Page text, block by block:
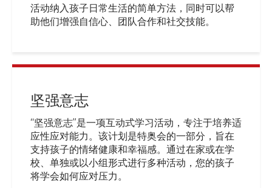
活动纳入孩子日常生活的简单方法，同时可以帮
助他们增强自信心、团队合作和社交技能。
坚强意志
“坚强意志”是一项互动式学习活动，专注于培养适
应性应对能力。该计划是特奥会的一部分，旨在
支持孩子的情绪健康和幸福感。通过在家或在学
校、单独或以小组形式进行多种活动，您的孩子
将学会如何应对压力。